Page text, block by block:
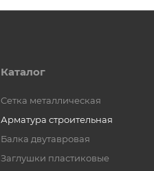
Каталог
Cетка металлическая
Арматура строительная
Балка двутавровая
Заглушки пластиковые